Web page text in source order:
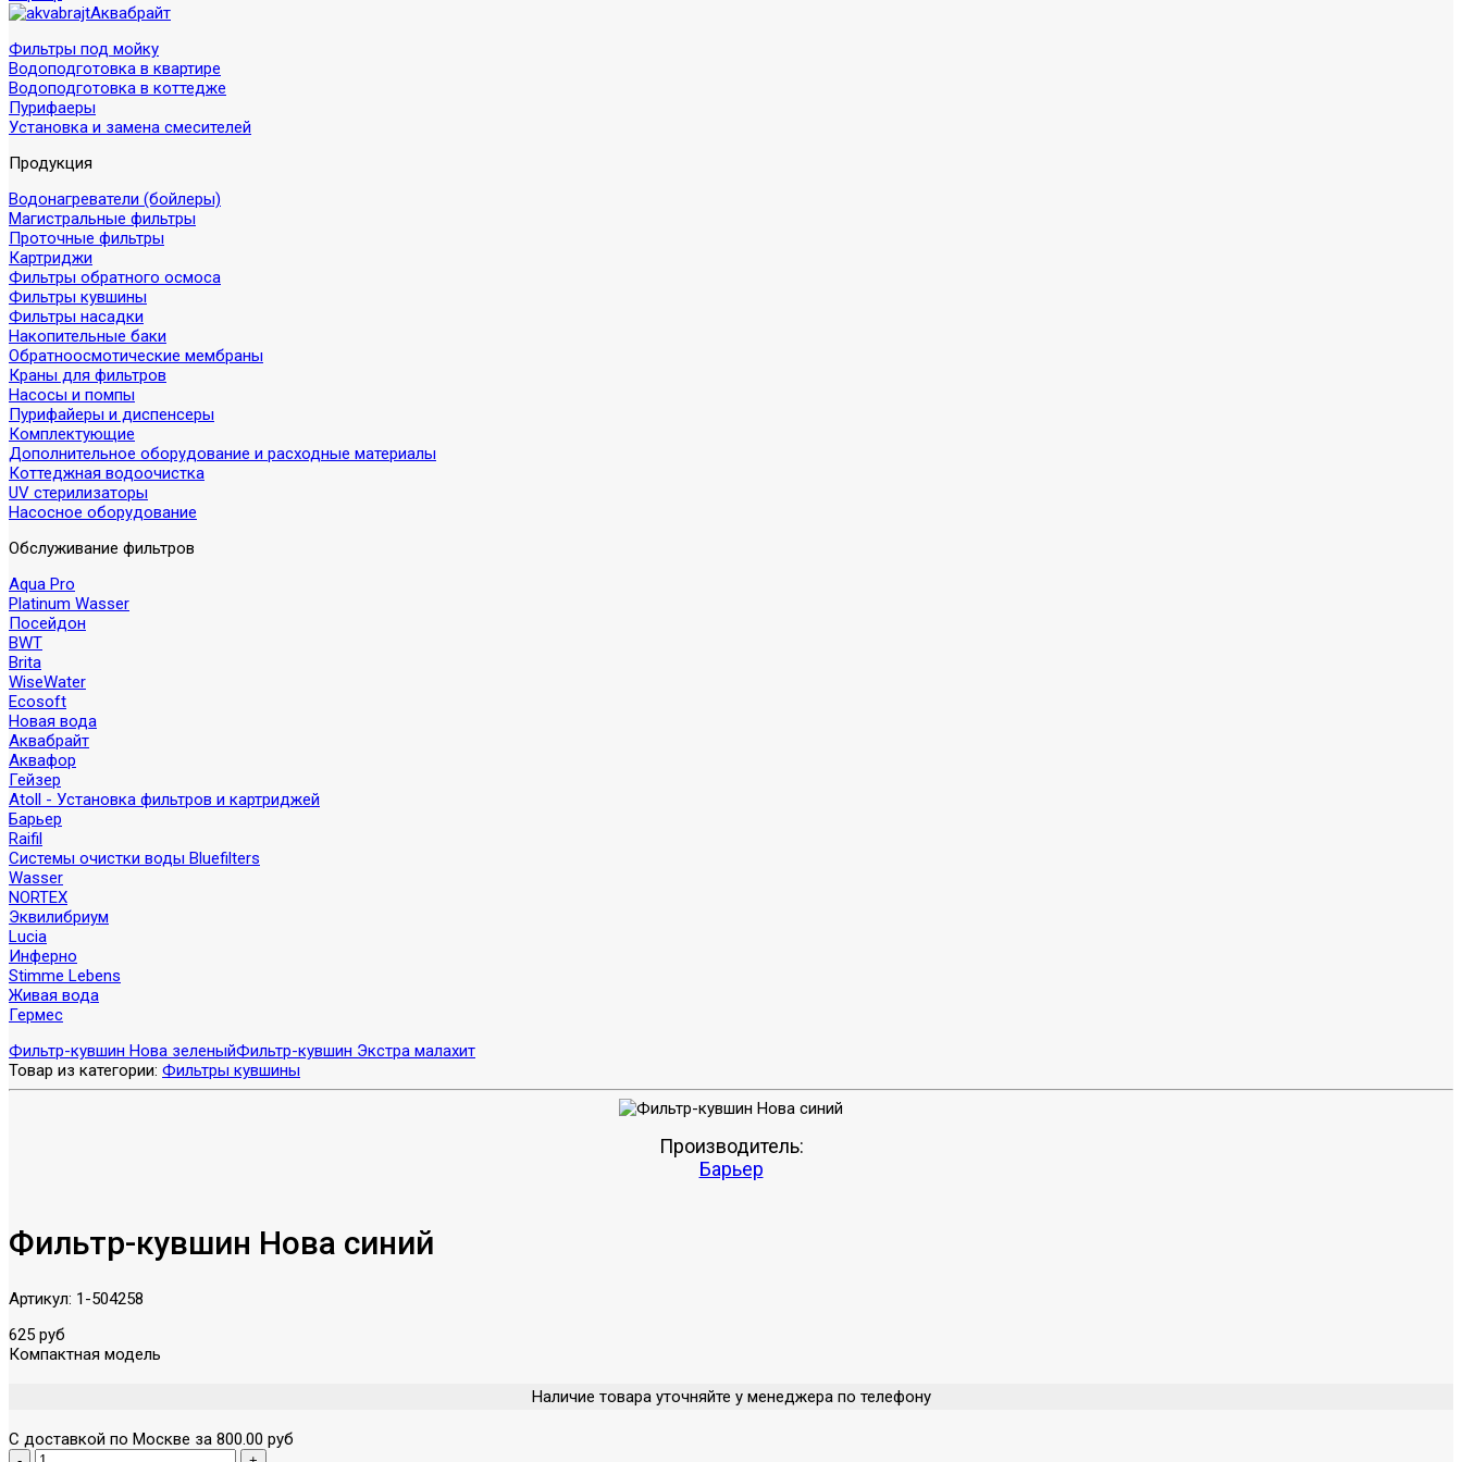
Аквабрайт
Фильтры под мойку
Водоподготовка в квартире
Водоподготовка в коттедже
Пурифаеры
Установка и замена смесителей
Продукция
Водонагреватели (бойлеры)
Магистральные фильтры
Проточные фильтры
Картриджи
Фильтры обратного осмоса
Фильтры кувшины
Фильтры насадки
Накопительные баки
Обратноосмотические мембраны
Краны для фильтров
Насосы и помпы
Пурифайеры и диспенсеры
Комплектующие
Дополнительное оборудование и расходные материалы
Коттеджная водоочистка
UV стерилизаторы
Насосное оборудование
Обслуживание фильтров
Aqua Pro
Platinum Wasser
Посейдон
BWT
Brita
WiseWater
Ecosoft
Новая вода
Аквабрайт
Аквафор
Гейзер
Atoll - Установка фильтров и картриджей
Барьер
Raifil
Системы очистки воды Bluefilters
Wasser
NORTEX
Эквилибриум
Lucia
Инферно
Stimme Lebens
Живая вода
Гермес
Фильтр-кувшин Нова зеленыйФильтр-кувшин Экстра малахит
Товар из категории: Фильтры кувшины
Производитель:
Барьер
Фильтр-кувшин Нова синий
Артикул: 1-504258
625 руб
Компактная модель
Наличие товара уточняйте у менеджера по телефону
С доставкой по Москве за 800.00 руб